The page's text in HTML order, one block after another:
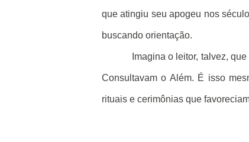
que atingiu seu apogeu nos
buscando orientação.
Imagina o leitor, talvez,
Consultavam o Além. É isso
rituais e cerimônias que